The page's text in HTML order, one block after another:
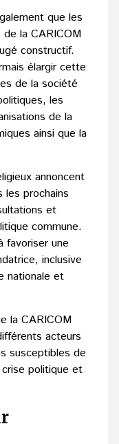
que les
la CARICOM
constructif.
élargir cette
de la société
les
de la
ainsi que la
annoncent
les prochains
et
commune.
favoriser une
inclusive
nationale et
la CARICOM
acteurs
susceptibles de
politique et